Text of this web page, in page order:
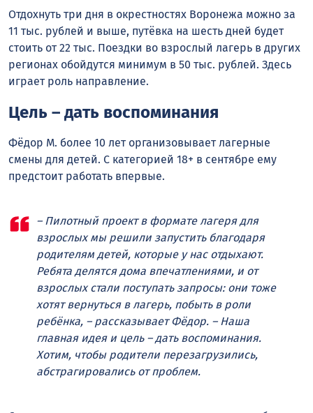
Отдохнуть три дня в окрестностях Воронежа можно за
11 тыс. рублей и выше, путёвка на шесть дней будет
стоить от 22 тыс. Поездки во взрослый лагерь в других
регионах обойдутся минимум в 50 тыс. рублей. Здесь
играет роль направление.
Цель – дать воспоминания
Фёдор М. более 10 лет организовывает лагерные
смены для детей. С категорией 18+ в сентябре ему
предстоит работать впервые.
– Пилотный проект в формате лагеря для
взрослых мы решили запустить благодаря
родителям детей, которые у нас отдыхают.
Ребята делятся дома впечатлениями, и от
взрослых стали поступать запросы: они тоже
хотят вернуться в лагерь, побыть в роли
ребёнка, – рассказывает Фёдор. – Наша
главная идея и цель – дать воспоминания.
Хотим, чтобы родители перезагрузились,
абстрагировались от проблем.